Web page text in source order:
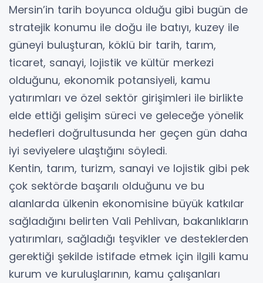
Mersin’in tarih boyunca olduğu gibi bugün de
stratejik konumu ile doğu ile batıyı, kuzey ile
güneyi buluşturan, köklü bir tarih, tarım,
ticaret, sanayi, lojistik ve kültür merkezi
olduğunu, ekonomik potansiyeli, kamu
yatırımları ve özel sektör girişimleri ile birlikte
elde ettiği gelişim süreci ve geleceğe yönelik
hedefleri doğrultusunda her geçen gün daha
iyi seviyelere ulaştığını söyledi.
Kentin, tarım, turizm, sanayi ve lojistik gibi pek
çok sektörde başarılı olduğunu ve bu
alanlarda ülkenin ekonomisine büyük katkılar
sağladığını belirten Vali Pehlivan, bakanlıkların
yatırımları, sağladığı teşvikler ve desteklerden
gerektiği şekilde istifade etmek için ilgili kamu
kurum ve kuruluşlarının, kamu çalışanları